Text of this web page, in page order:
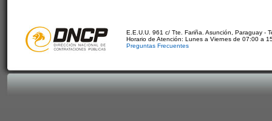
E.E.U.U. 961 c/ Tte. Fariña. Asunción, Paraguay -
Horario de Atención: Lunes a Viernes de 07:00 a
Preguntas Frecuentes